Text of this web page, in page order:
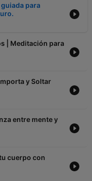
para
| Meditación para
y Soltar
entre mente y
cuerpo con